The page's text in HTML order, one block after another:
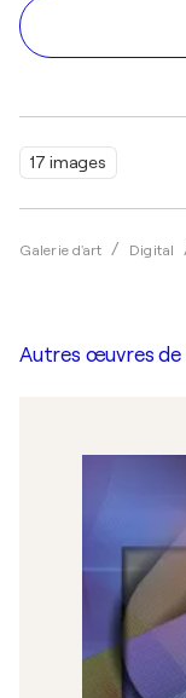
17 images
Galerie d'art Digital
Autres œuvres de